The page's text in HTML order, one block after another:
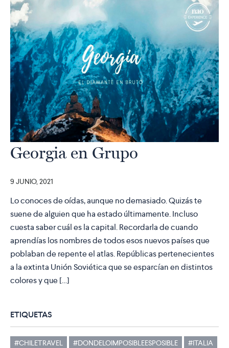
Georgia en Grupo
9 JUNIO, 2021
Lo conoces de oídas, aunque no demasiado. Quizás te
suene de alguien que ha estado últimamente. Incluso
cuesta saber cuál es la capital. Recordarla de cuando
aprendías los nombres de todos esos nuevos países que
poblaban de repente el atlas. Repúblicas pertenecientes
a la extinta Unión Soviética que se esparcían en distintos
colores y que […]
ETIQUETAS
#CHILETRAVEL #DONDELOIMPOSIBLEESPOSIBLE
#ITALIA